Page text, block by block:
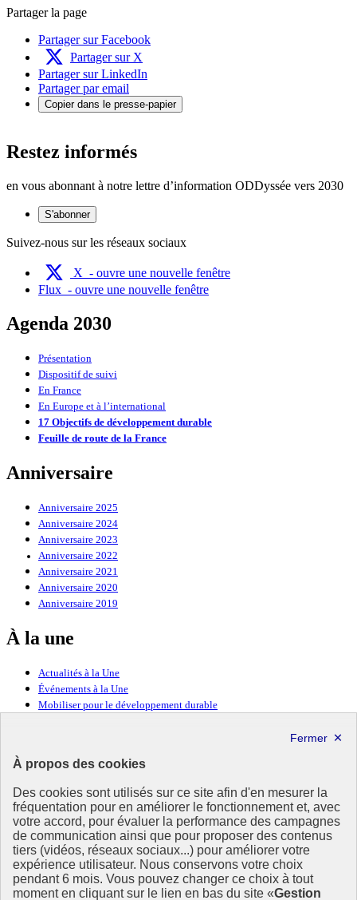
À propos des cookies
Des cookies sont utilisés sur ce site afin d'en mesurer la
fréquentation pour en améliorer le fonctionnement et, avec
votre accord, pour évaluer la performance des campagnes
de communication ainsi que pour proposer des contenus
tiers (vidéos, réseaux sociaux...) pour améliorer votre
expérience utilisateur. Nous conservons votre choix
pendant 6 mois. Vous pouvez changer ce choix à tout
moment en cliquant sur le lien en bas du site «Gestion
Partager la page
Partager sur Facebook
Partager sur X
Partager sur LinkedIn
Partager par email
Copier dans le presse-papier
Restez informés
en vous abonnant à notre lettre d’information ODDyssée vers 2030
S'abonner
Suivez-nous sur les réseaux sociaux
X - ouvre une nouvelle fenêtre
Flux - ouvre une nouvelle fenêtre
Agenda 2030
Présentation
Dispositif de suivi
En France
En Europe et à l’international
17 Objectifs de développement durable
Feuille de route de la France
Anniversaire
Anniversaire 2025
Anniversaire 2024
Anniversaire 2023
Anniversaire 2022
Anniversaire 2021
Anniversaire 2020
Anniversaire 2019
À la une
Actualités à la Une
Événements à la Une
Mobiliser pour le développement durable
Ressources
Ressources
La Méth’ODD
Gouvernement
Ce site propose l’information de référence concernant l’Agenda
2030 et la feuille de route de la France. Il valorise la mobilisation de